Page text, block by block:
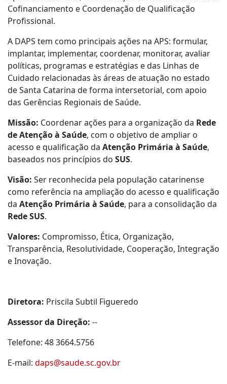
Cofinanciamento e Coordenação de Qualificação
Profissional.
A DAPS tem como principais ações na APS: formular,
implantar, implementar, coordenar, monitorar, avaliar
políticas, programas e estratégias e das Linhas de
Cuidado relacionadas às áreas de atuação no estado
de Santa Catarina de forma intersetorial, com apoio
das Gerências Regionais de Saúde.
Missão: Coordenar ações para a organização da Rede
de Atenção à Saúde, com o objetivo de ampliar o
acesso e qualificação da Atenção Primária à Saúde,
baseados nos princípios do SUS.
Visão: Ser reconhecida pela população catarinense
como referência na ampliação do acesso e qualificação
da Atenção Primária à Saúde, para a consolidação da
Rede SUS.
Valores: Compromisso, Ética, Organização,
Transparência, Resolutividade, Cooperação, Integração
e Inovação.
Diretora: Priscila Subtil Figueredo
Assessor da Direção: --
Telefone: 48 3664.5756
E-mail: daps@saude.sc.gov.br